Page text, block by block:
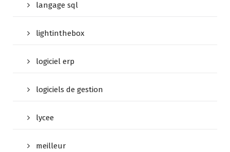
langage sql
lightinthebox
logiciel erp
logiciels de gestion
lycee
meilleur